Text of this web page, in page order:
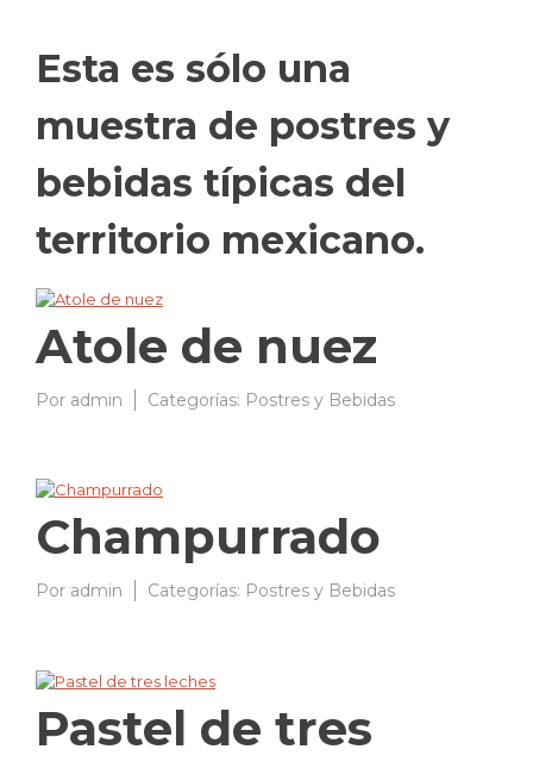
Esta es sólo una
muestra de postres y
bebidas típicas del
territorio mexicano.
Atole de nuez
Por admin 26/03/2009
Categorías: Postres y Bebidas
Champurrado
Por admin 26/03/2009
Categorías: Postres y Bebidas
Pastel de tres